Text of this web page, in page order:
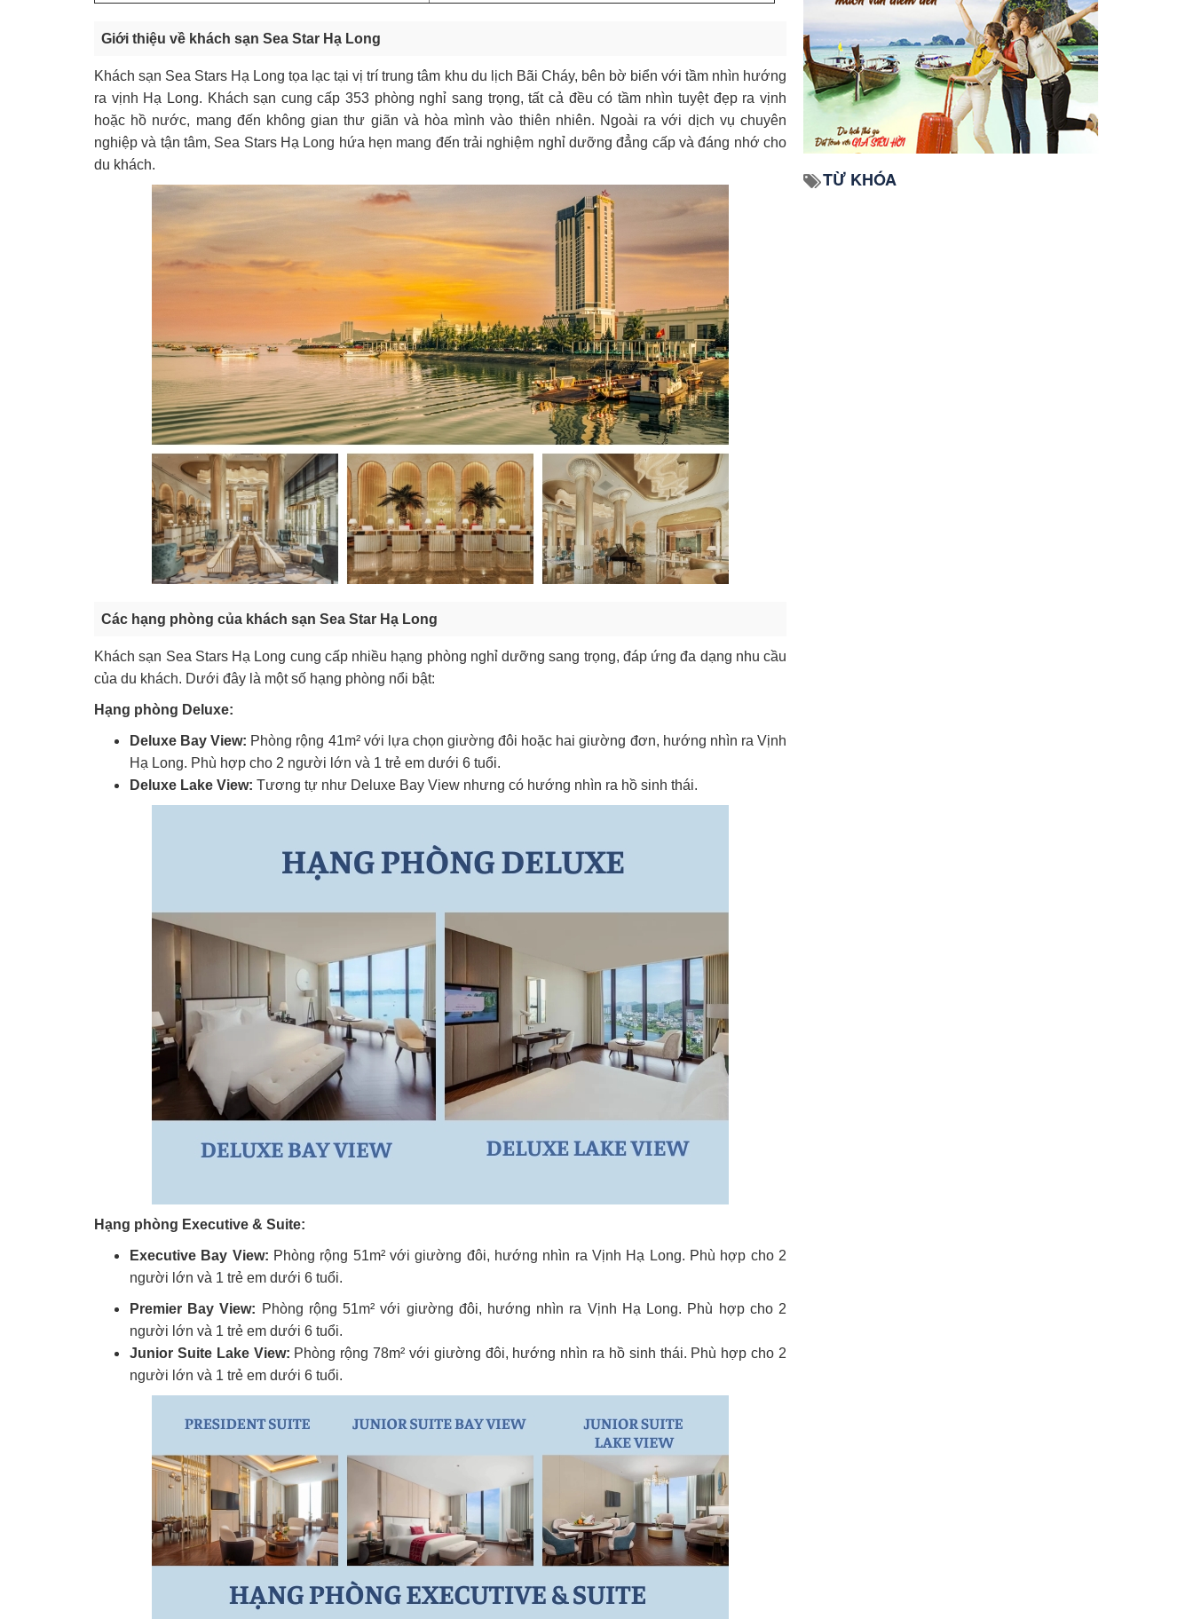
Giới thiệu về khách sạn Sea Star Hạ Long
Khách sạn Sea Stars Hạ Long tọa lạc tại vị trí trung tâm khu du lịch Bãi Cháy, bên bờ biển với tầm nhìn hướng
ra vịnh Hạ Long. Khách sạn cung cấp 353 phòng nghỉ sang trọng, tất cả đều có tầm nhìn tuyệt đẹp ra vịnh
hoặc hồ nước, mang đến không gian thư giãn và hòa mình vào thiên nhiên. Ngoài ra với dịch vụ chuyên
nghiệp và tận tâm, Sea Stars Hạ Long hứa hẹn mang đến trải nghiệm nghỉ dưỡng đẳng cấp và đáng nhớ cho
du khách.
Các hạng phòng của khách sạn Sea Star Hạ Long
Khách sạn Sea Stars Hạ Long cung cấp nhiều hạng phòng nghỉ dưỡng sang trọng, đáp ứng đa dạng nhu cầu
của du khách. Dưới đây là một số hạng phòng nổi bật:
Hạng phòng Deluxe:
Deluxe Bay View: Phòng rộng 41m² với lựa chọn giường đôi hoặc hai giường đơn, hướng nhìn ra Vịnh
Hạ Long. Phù hợp cho 2 người lớn và 1 trẻ em dưới 6 tuổi.
Deluxe Lake View: Tương tự như Deluxe Bay View nhưng có hướng nhìn ra hồ sinh thái.
Hạng phòng Executive & Suite:
Executive Bay View: Phòng rộng 51m² với giường đôi, hướng nhìn ra Vịnh Hạ Long. Phù hợp cho 2
người lớn và 1 trẻ em dưới 6 tuổi.
Premier Bay View: Phòng rộng 51m² với giường đôi, hướng nhìn ra Vịnh Hạ Long. Phù hợp cho 2
người lớn và 1 trẻ em dưới 6 tuổi.
Junior Suite Lake View: Phòng rộng 78m² với giường đôi, hướng nhìn ra hồ sinh thái. Phù hợp cho 2
người lớn và 1 trẻ em dưới 6 tuổi.
TỪ KHÓA